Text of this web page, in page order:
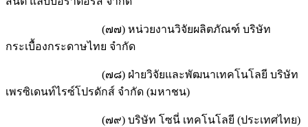
(๗๗) หน่วยงานวิจัยผลิตภัณฑ์ บริษัท
กระเบื้องกระดาษไทย จำกัด
(๗๘) ฝ่ายวิจัยและพัฒนาเทคโนโลยี บริษัท
เพรซิเดนท์ไรซ์โปรดักส์ จำกัด (มหาชน)
(๗๙) บริษัท โซนี่ เทคโนโลยี (ประเทศไทย)